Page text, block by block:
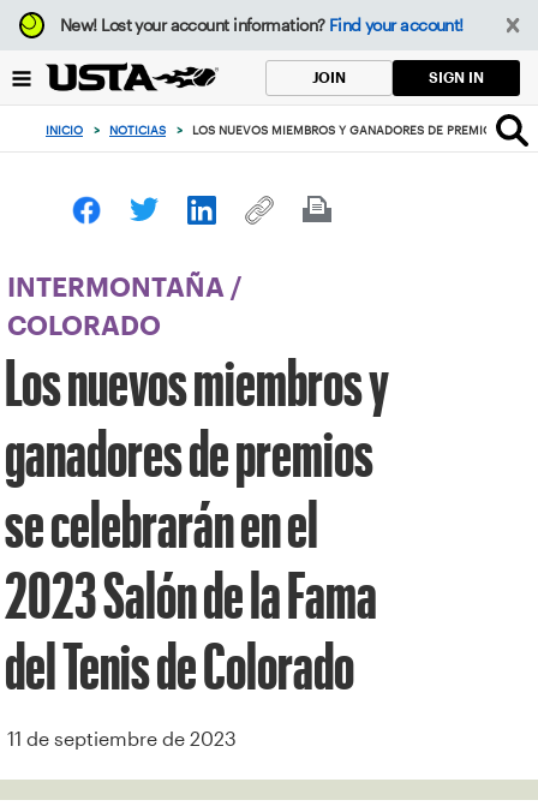
Enfoque
desde
botón
volver
principio
New!Lost your account information? Find your account!
JOIN SIGN IN
INICIO > NOTICIAS > LOS NUEVOS MIEMBROS Y GANADORES DE PREMIOS SE
INTERMONTAÑA /
COLORADO
Los nuevos miembros y
ganadores de premios
se celebrarán en el
2023 Salón de la Fama
del Tenis de Colorado
11 de septiembre de 2023